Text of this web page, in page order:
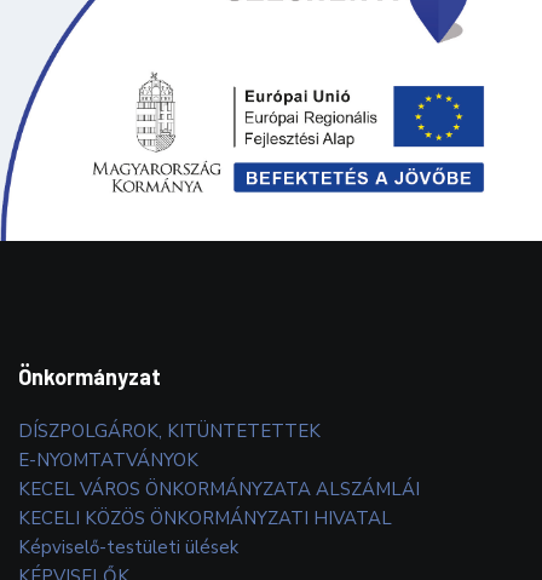
Önkormányzat
DÍSZPOLGÁROK, KITÜNTETETTEK
E-NYOMTATVÁNYOK
KECEL VÁROS ÖNKORMÁNYZATA ALSZÁMLÁI
KECELI KÖZÖS ÖNKORMÁNYZATI HIVATAL
Képviselő-testületi ülések